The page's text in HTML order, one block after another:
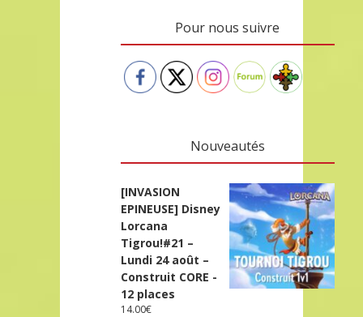
Pour nous suivre
Nouveautés
[INVASION
EPINEUSE] Disney
Lorcana
Tigrou!#21 –
Lundi 24 août –
Construit CORE -
12 places
14.00€